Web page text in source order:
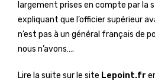
largement prises en compte par la
expliquant que l’officier supérieur
n’est pas à un général français de
nous n’avons….
Lire la suite sur le site Lepoint.fr